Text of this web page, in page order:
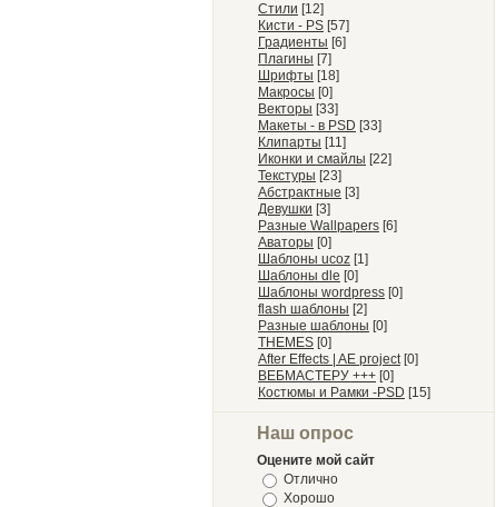
Стили [12]
Кисти - PS [57]
Градиенты [6]
Плагины [7]
Шрифты [18]
Макросы [0]
Векторы [33]
Макеты - в PSD [33]
Клипарты [11]
Иконки и смайлы [22]
Текстуры [23]
Абстрактные [3]
Девушки [3]
Разные Wallpapers [6]
Аваторы [0]
Шаблоны ucoz [1]
Шаблоны dle [0]
Шаблоны wordpress [0]
flash шаблоны [2]
Разные шаблоны [0]
THEMES [0]
After Effects | AE project [0]
ВЕБМАСТЕРУ +++ [0]
Костюмы и Рамки -PSD [15]
Наш опрос
Оцените мой сайт
Отлично
Хорошо